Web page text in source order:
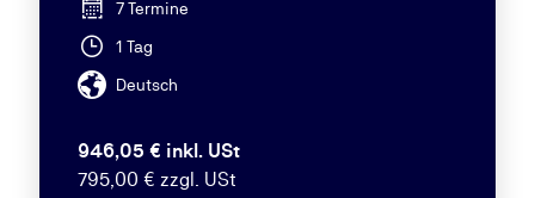
7 Termine
1 Tag
Deutsch
946,05 € inkl. USt
795,00 € zzgl. USt